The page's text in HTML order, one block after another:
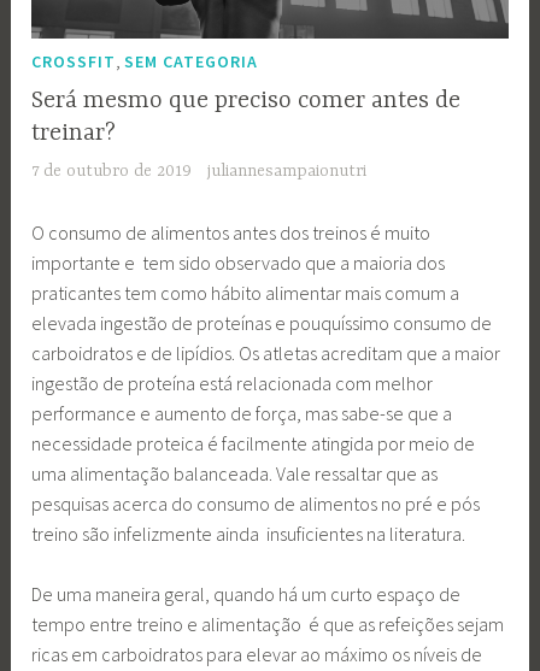
CROSSFIT,SEM CATEGORIA
Será mesmo que preciso comer antes de
treinar?
7 de outubro de 2019 juliannesampaionutri
O consumo de alimentos antes dos treinos é muito
importante e tem sido observado que a maioria dos
praticantes tem como hábito alimentar mais comum a
elevada ingestão de proteínas e pouquíssimo consumo de
carboidratos e de lipídios. Os atletas acreditam que a maior
ingestão de proteína está relacionada com melhor
performance e aumento de força, mas sabe-se que a
necessidade proteica é facilmente atingida por meio de
uma alimentação balanceada. Vale ressaltar que as
pesquisas acerca do consumo de alimentos no pré e pós
treino são infelizmente ainda insuficientes na literatura.
De uma maneira geral, quando há um curto espaço de
tempo entre treino e alimentação é que as refeições sejam
ricas em carboidratos para elevar ao máximo os níveis de